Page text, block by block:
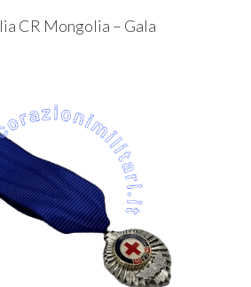
CR Mongolia – Gala